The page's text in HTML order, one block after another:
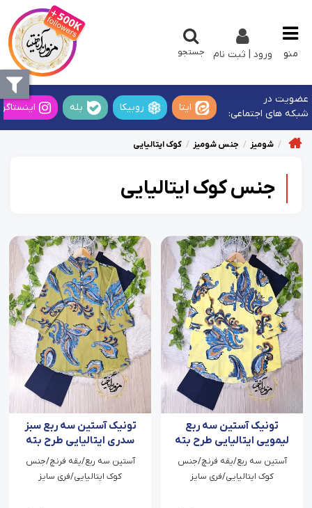
منو ورود | ثبت نام جستجو
عضویت در
شبکه های اجتماعی:
ایتا روبیکا بله
شومیز جنس شومیز کوک ایتالیایی
جنس کوک ایتالیایی
تونیک آستین سه ربع
لیمویی ایتالیایی طرح بته
جقه لیوسا
آستین سه ربع/یقه فرنچ/جنس
کوک ایتالیایی/فری سایز
تونیک آستین سه ربع سبز
سدری ایتالیایی طرح بته
جقه لیوسا
آستین سه ربع/یقه فرنچ/جنس
کوک ایتالیایی/فری سایز